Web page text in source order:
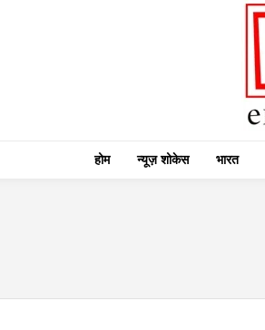
होम न्यूज़ शोकेस भारत